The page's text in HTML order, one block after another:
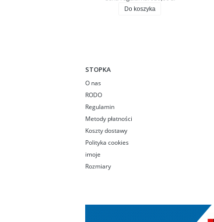
Do koszyka
STOPKA
O nas
RODO
Regulamin
Metody płatności
Koszty dostawy
Polityka cookies
imoje
Rozmiary